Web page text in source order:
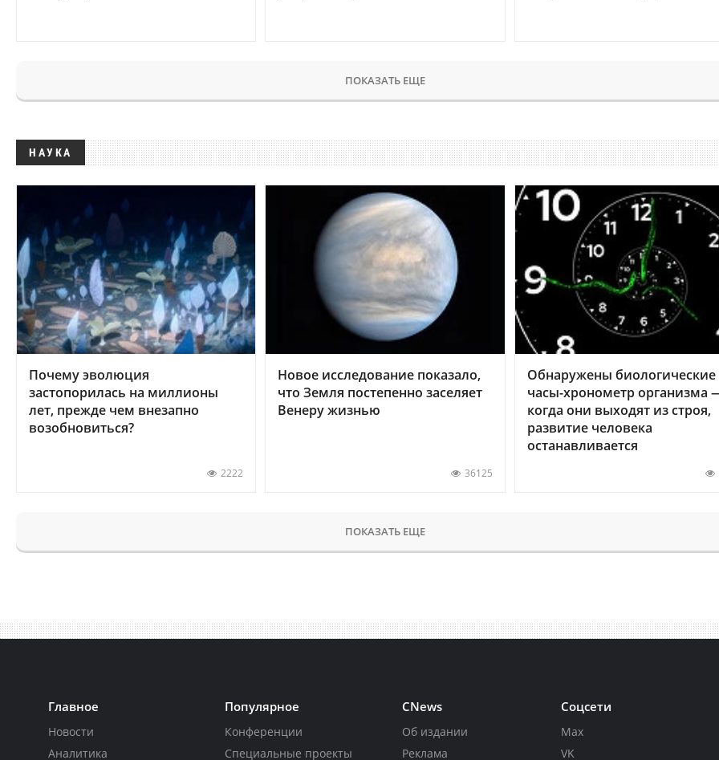
ПОКАЗАТЬ ЕЩЕ
НАУКА
Почему эволюция
застопорилась на миллионы
лет, прежде чем внезапно
возобновиться?
2222
Новое исследование показало,
что Земля постепенно заселяет
Венеру жизнью
36125
Обнаружены биологические
часы-хронометр организма
когда они выходят из строя,
развитие человека
останавливается
ПОКАЗАТЬ ЕЩЕ
Главное
Новости
Аналитика
Популярное
Конференции
Специальные проекты
CNews
Об издании
Реклама
Соцсети
Max
VK